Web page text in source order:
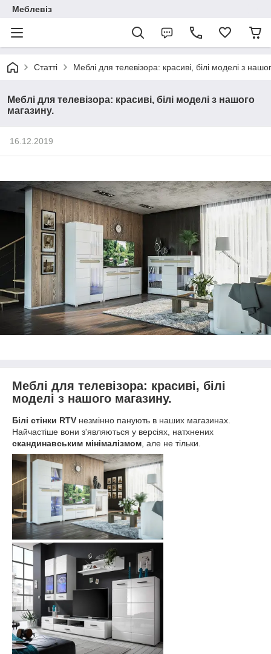
Меблевіз
Статті Меблі для телевізора: красиві, білі моделі з
Меблі для телевізора: красиві, білі моделі з нашого
магазину.
16.12.2019
Меблі для телевізора: красиві, білі
моделі з нашого магазину.
Білі стінки RTV незмінно панують в наших магазинах.
Найчастіше вони з'являються у версіях, натхнених
скандинавським мінімалізмом , але не тільки.